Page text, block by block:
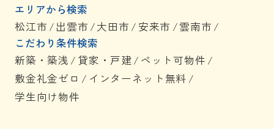
エリアから検索
松江市 / 出雲市 /大田市 / 安来市 /雲南市 /
こだわり条件検索
新築・築浅 / 貸家・戸建/ ペット可物件 /
敷金礼金ゼロ / インターネット無料 /
学生向け物件